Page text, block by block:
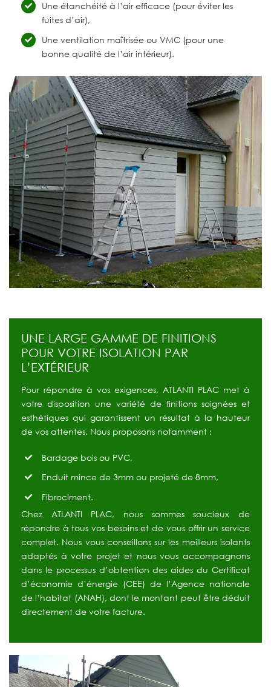
Une étanchéité à l’air efficace (pour éviter les
fuites d’air),
Une ventilation maîtrisée ou VMC (pour une
bonne qualité de l’air intérieur).
UNE LARGE GAMME DE FINITIONS
POUR VOTRE ISOLATION PAR
L’EXTÉRIEUR
Pour répondre à vos exigences, ATLANTI PLAC met à
votre disposition une variété de finitions soignées et
esthétiques qui garantissent un résultat à la hauteur
de vos attentes. Nous proposons notamment :
Bardage bois ou PVC,
Enduit mince de 3mm ou projeté de 8mm,
Fibrociment.
Chez ATLANTI PLAC, nous sommes soucieux de
répondre à tous vos besoins et de vous offrir un service
complet. Nous vous conseillons sur les meilleurs isolants
adaptés à votre projet et nous vous accompagnons
dans le processus d’obtention des aides du Certificat
d’économie d’énergie (CEE) de l’Agence nationale
de l’habitat (ANAH), dont le montant peut être déduit
directement de votre facture.